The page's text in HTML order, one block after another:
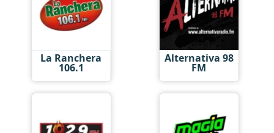
La Ranchera
106.1
Alternativa 98
FM